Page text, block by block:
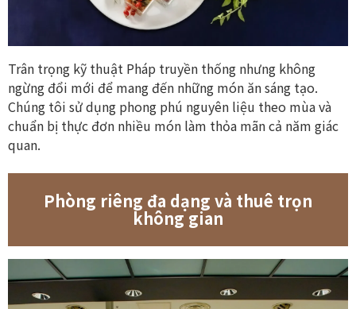
Trân trọng kỹ thuật Pháp truyền thống nhưng không
ngừng đổi mới để mang đến những món ăn sáng tạo.
Chúng tôi sử dụng phong phú nguyên liệu theo mùa và
chuẩn bị thực đơn nhiều món làm thỏa mãn cả năm giác
quan.
Phòng riêng đa dạng và thuê trọn
không gian